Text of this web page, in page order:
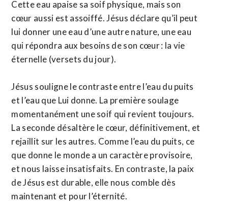
Cette eau apaise sa soif physique, mais son
cœur aussi est assoiffé. Jésus déclare qu’il peut
lui donner une eau d’une autre nature, une eau
qui répondra aux besoins de son cœur : la vie
éternelle (versets du jour).
Jésus souligne le contraste entre l’eau du puits
et l’eau que Lui donne. La première soulage
momentanément une soif qui revient toujours.
La seconde désaltère le cœur, définitivement, et
rejaillit sur les autres. Comme l’eau du puits, ce
que donne le monde a un caractère provisoire,
et nous laisse insatisfaits. En contraste, la paix
de Jésus est durable, elle nous comble dès
maintenant et pour l’éternité.